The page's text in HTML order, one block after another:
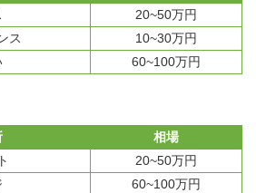
20~50万円
ス
10~30万円
60~100万円
相場
20~50万円
60~100万円